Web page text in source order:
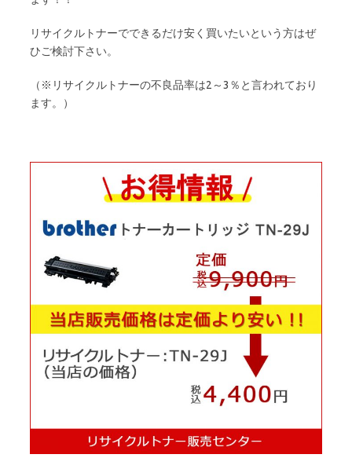
リサイクルトナーでできるだけ安く買いたいという方はぜ
ひご検討下さい。
（※リサイクルトナーの不良品率は2～3％と言われており
ます。）